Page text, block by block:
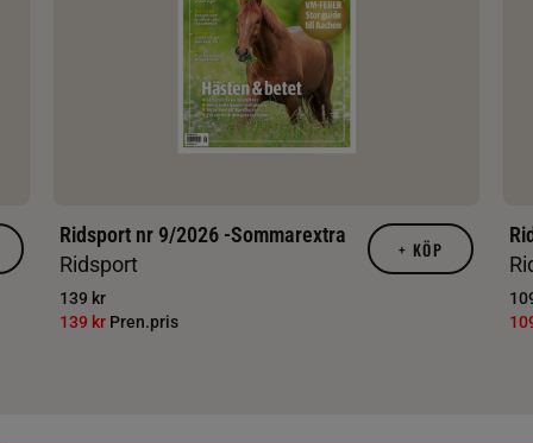
Ridsport nr 9/2026 -Sommarextra
Ridsport
139 kr
139 kr Pren.pris
+ KÖP